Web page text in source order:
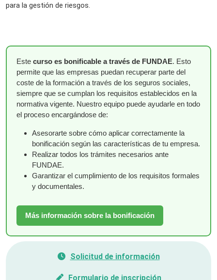
para la gestión de riesgos.
Este curso es bonificable a través de FUNDAE. Esto
permite que las empresas puedan recuperar parte del
coste de la formación a través de los seguros sociales,
siempre que se cumplan los requisitos establecidos en la
normativa vigente. Nuestro equipo puede ayudarle en todo
el proceso encargándose de:
Asesorarte sobre cómo aplicar correctamente la
bonificación según las características de tu empresa.
Realizar todos los trámites necesarios ante
FUNDAE.
Garantizar el cumplimiento de los requisitos formales
y documentales.
Más información sobre la bonificación
Solicitud de información
Formulario de inscripción